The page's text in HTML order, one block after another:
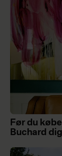
Før du
Buchard